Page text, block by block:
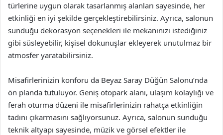
türlerine uygun olarak tasarlanmış alanları sayesinde, her
etkinliği en iyi şekilde gerçekleştirebilirsiniz. Ayrıca, salonun
sunduğu dekorasyon seçenekleri ile mekanınızı istediğiniz
gibi süsleyebilir, kişisel dokunuşlar ekleyerek unutulmaz bir
atmosfer yaratabilirsiniz.
Misafirlerinizin konforu da Beyaz Saray Düğün Salonu’nda
ön planda tutuluyor. Geniş otopark alanı, ulaşım kolaylığı ve
ferah oturma düzeni ile misafirlerinizin rahatça etkinliğin
tadını çıkarmasını sağlıyorsunuz. Ayrıca, salonun sunduğu
teknik altyapı sayesinde, müzik ve görsel efektler ile